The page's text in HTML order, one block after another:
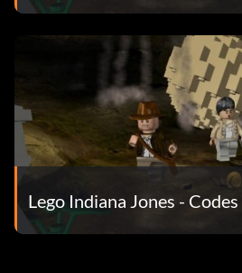
Mitrailleur Sherpa ND762W
Enfant esclave 0E3ENW
Thuggee VM683E
Thuggee Chatterlal CNH4RY
Le conducteur d'esclaves Thuggee
Lego Indiana Jones -